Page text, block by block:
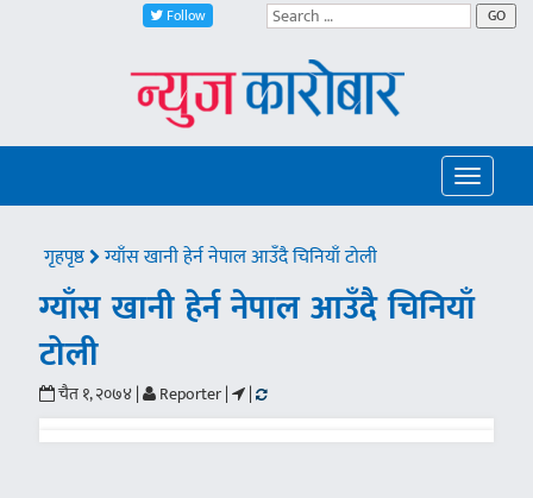
Follow GO
Toggle
गृहपृष्ठ ग्याँस खानी हेर्न नेपाल आउँदै चिनियाँ टोली
ग्याँस खानी हेर्न नेपाल आउँदै चिनियाँ
टोली
चैत १, २०७४ | Reporter | |